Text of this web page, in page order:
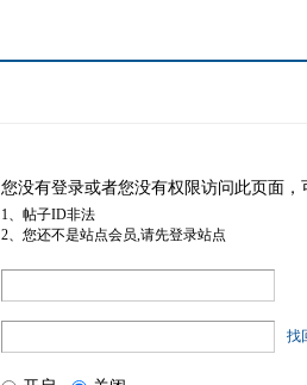
您没有登录或者您没有权限访问此页面
1、帖子ID非法
2、您还不是站点会员,请先登录站点
找